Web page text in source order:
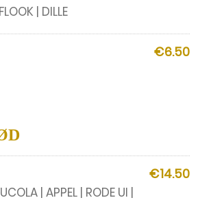
| DILLE
€6.50
€14.50
| APPEL | RODE UI |